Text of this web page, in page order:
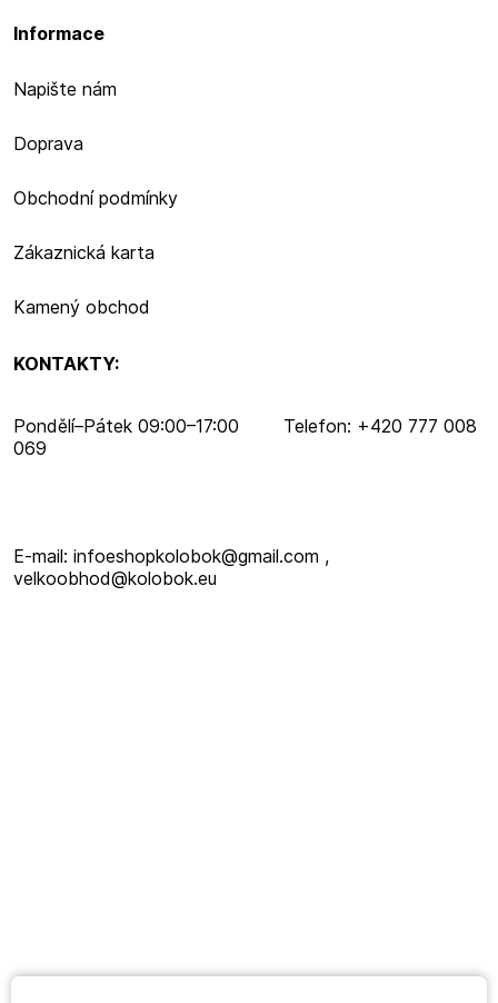
Informace
Napište nám
Doprava
Obchodní podmínky
Zákaznická karta
Kamený obchod
KONTAKTY:
Pondělí–​Pátek 09:00–​17:00 Telefon: +420 777 008
069
E-mail: infoeshopkolobok@gmail.com ,
velkoobhod@kolobok.eu